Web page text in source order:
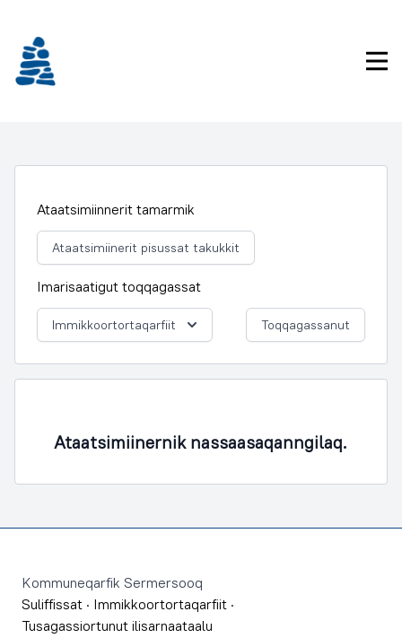
Ataatsimiinnerit tamarmik
Ataatsimiinerit pisussat takukkit
Imarisaatigut toqqagassat
Immikkoortortaqarfiit Toqqagassanut
Ataatsimiinernik nassaasaqanngilaq.
Kommuneqarfik Sermersooq
Suliffissat · Immikkoortortaqarfiit ·
Tusagassiortunut ilisarnaataalu